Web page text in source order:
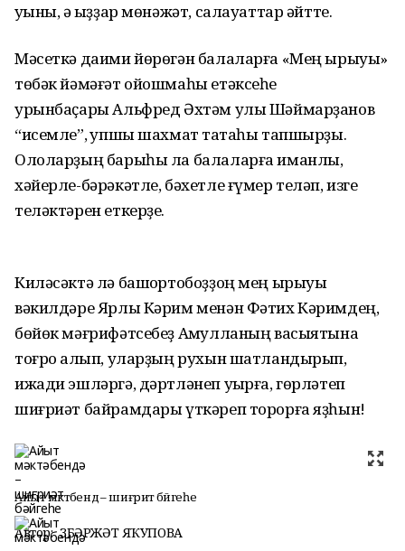
уҡыны, ә ҡыҙҙар мөнәжәт, салауаттар әйтте.
Мәсеткә даими йөрөгән балаларға «Мең ырыуы»
төбәк йәмәғәт ойошмаһы етәксеһе
урынбаҫары Альфред Әхтәм улы Шәймарҙанов
“исемле”, ҡупшы шахмат таҡтаһы тапшырҙы.
Ололарҙың барыһы ла балаларға иманлы,
хәйерле-бәрәкәтле, бәхетле ғүмер теләп, изге
теләктәрен еткерҙе.
Киләсәктә лә башҡортобоҙҙоң мең ырыуы
вәкилдәре Ярлы Кәрим менән Фәтих Кәримдең,
бөйөк мәғрифәтсебеҙ Аҡмулланың васыятына
тоғро ҡалып, уларҙың рухын шатландырып,
ижади эшләргә, дәртләнеп уҡырға, гөрләтеп
шиғриәт байрамдары үткәреп торорға яҙһын!
Айыт мәктәбендә – шиғриәт бәйгеһе
Автор: ЗӨБӘРЖӘТ ЯҠУПОВА